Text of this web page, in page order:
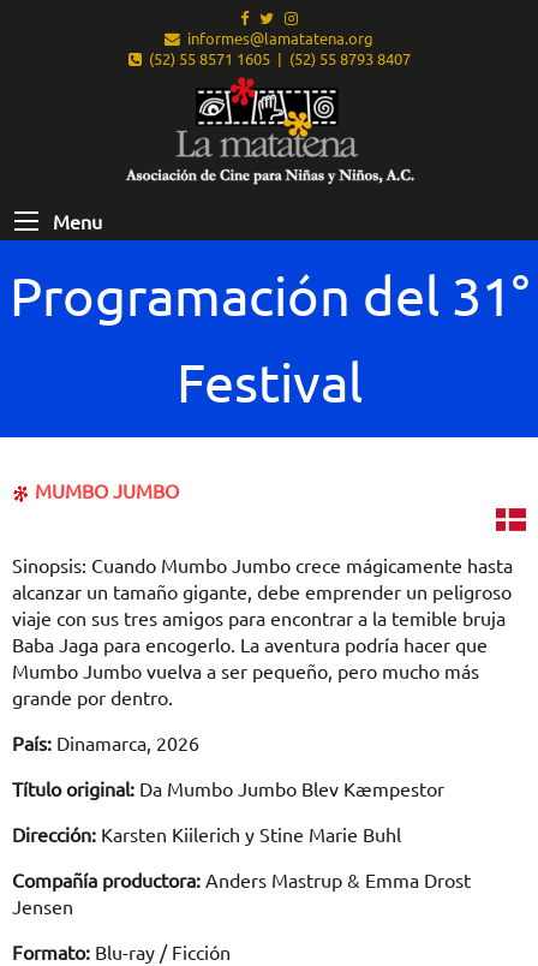
informes@lamatatena.org
(52) 55 8571 1605 | (52) 55 8793 8407
Menu
Programación del 31°
Festival
MUMBO JUMBO
Sinopsis: Cuando Mumbo Jumbo crece mágicamente hasta
alcanzar un tamaño gigante, debe emprender un peligroso
viaje con sus tres amigos para encontrar a la temible bruja
Baba Jaga para encogerlo. La aventura podría hacer que
Mumbo Jumbo vuelva a ser pequeño, pero mucho más
grande por dentro.
País: Dinamarca, 2026
Título original: Da Mumbo Jumbo Blev Kæmpestor
Dirección: Karsten Kiilerich y Stine Marie Buhl
Compañía productora: Anders Mastrup & Emma Drost
Jensen
Formato: Blu-ray / Ficción